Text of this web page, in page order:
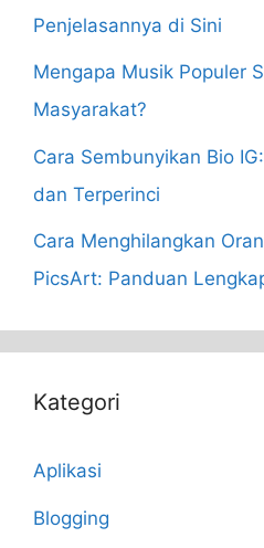
Penjelasannya di Sini
Mengapa Musik Populer
Masyarakat?
Cara Sembunyikan Bio
dan Terperinci
Cara Menghilangkan
PicsArt: Panduan
Kategori
Aplikasi
Blogging